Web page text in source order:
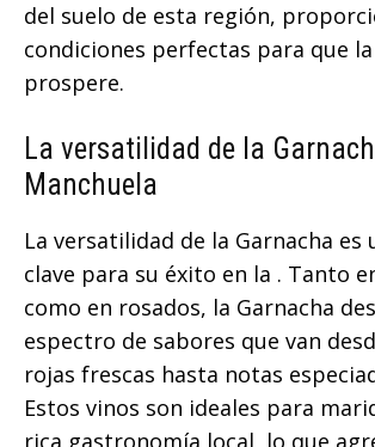
del suelo de esta región,
condiciones perfectas para que
prospere.
La versatilidad de la
Manchuela
La versatilidad de la Garnacha es
clave para su éxito en la . Tanto
como en rosados, la Garnacha
espectro de sabores que van
rojas frescas hasta notas
Estos vinos son ideales para